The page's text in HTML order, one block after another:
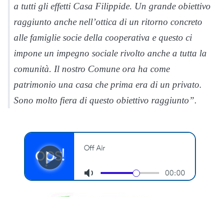
a tutti gli effetti Casa Filippide. Un grande obiettivo
raggiunto anche nell’ottica di un ritorno concreto
alle famiglie socie della cooperativa e questo ci
impone un impegno sociale rivolto anche a tutta la
comunità. Il nostro Comune ora ha come
patrimonio una casa che prima era di un privato.
Sono molto fiera di questo obiettivo raggiunto”.